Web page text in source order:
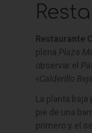
Restaurante
plena Plaza
observar el
«Calderillo
La planta
pie de una
primero y el